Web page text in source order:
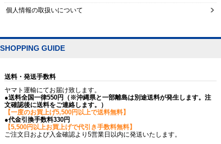
個人情報の取扱いについて
SHOPPING GUIDE
送料・発送手数料
ヤマト運輸にてお届け致します。
●送料全国一律550円（※沖縄県と一部離島は別途送料が発生します。注
文確認後に送料をご連絡します。）
【一度のお買上げ5,500円以上で送料無料】
●代金引換手数料330円
【5,500円以上お買上げで代引き手数料無料】
ご注文日および入金確認より5営業日以内に発送いたします。